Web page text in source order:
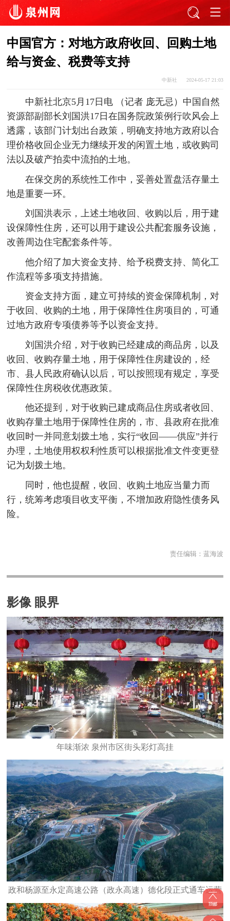
中国官方：对地方政府收回、回购土地
给与资金、税费等支持
中新社 2024-05-17 21:03
中新社北京5月17日电 （记者 庞无忌）中国自然
资源部副部长刘国洪17日在国务院政策例行吹风会上
透露，该部门计划出台政策，明确支持地方政府以合
理价格收回企业无力继续开发的闲置土地，或收购司
法以及破产拍卖中流拍的土地。
在保交房的系统性工作中，妥善处置盘活存量土
地是重要一环。
刘国洪表示，上述土地收回、收购以后，用于建
设保障性住房，还可以用于建设公共配套服务设施，
改善周边住宅配套条件等。
他介绍了加大资金支持、给予税费支持、简化工
作流程等多项支持措施。
资金支持方面，建立可持续的资金保障机制，对
于收回、收购的土地，用于保障性住房项目的，可通
过地方政府专项债券等予以资金支持。
刘国洪介绍，对于收购已经建成的商品房，以及
收回、收购存量土地，用于保障性住房建设的，经
市、县人民政府确认以后，可以按照现有规定，享受
保障性住房税收优惠政策。
他还提到，对于收购已建成商品住房或者收回、
收购存量土地用于保障性住房的，市、县政府在批准
收回时一并同意划拨土地，实行“收回——供应”并行
办理，土地使用权权利性质可以根据批准文件变更登
记为划拨土地。
同时，他也提醒，收回、收购土地应当量力而
行，统筹考虑项目收支平衡，不增加政府隐性债务风
险。
责任编辑： 蓝海波
影像 眼界
年味渐浓 泉州市区街头彩灯高挂
政和杨源至永定高速公路（政永高速）德化段正式通车运营